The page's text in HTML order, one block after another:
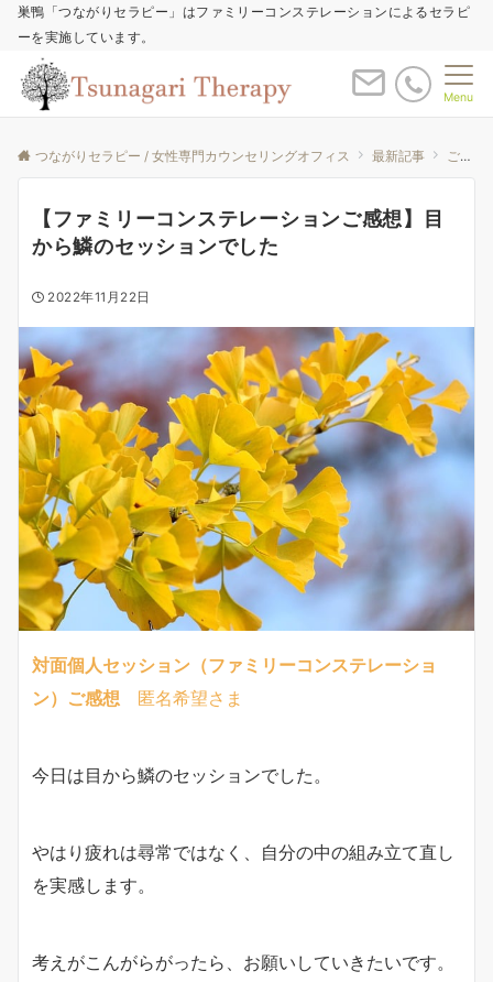
巣鴨「つながりセラピー」はファミリーコンステレーションによるセラピ
ーを実施しています。
Menu
つながりセラピー / 女性専門カウンセリングオフィス 最新記事 ご感想
【ファミリーコンステレーションご感想】目
から鱗のセッションでした
2022年11月22日
対面個人セッション（ファミリーコンステレーショ
ン）ご感想 匿名希望さま
今日は目から鱗のセッションでした。
やはり疲れは尋常ではなく、自分の中の組み立て直し
を実感します。
考えがこんがらがったら、お願いしていきたいです。